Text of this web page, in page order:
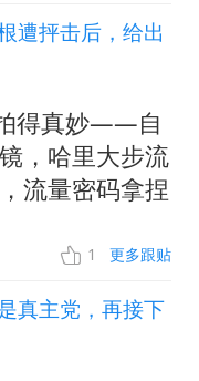
遭抨击后，给出
得真妙——自
，哈里大步流
流量密码拿捏
1 更多跟贴
真主党，再接下